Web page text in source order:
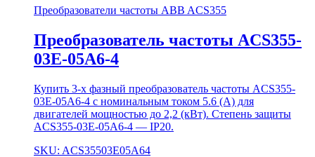
Преобразователи частоты ABB ACS355
Преобразователь частоты ACS355-
03E-05A6-4
Купить 3-х фазный преобразователь частоты ACS355-
03E-05A6-4 с номинальным током 5.6 (А) для
двигателей мощностью до 2,2 (кВт). Степень защиты
ACS355-03E-05A6-4 — IP20.
SKU: ACS35503E05A64